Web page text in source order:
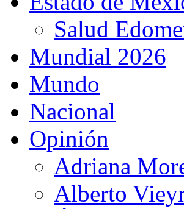
Salud
Mundial 2026
Mundo
Nacional
Opinión
Adriana
Alberto